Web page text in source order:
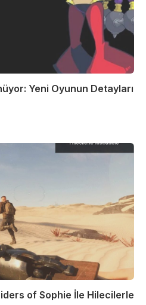
Yeni Oyunun Detayları
of Sophie İle Hilecilerle